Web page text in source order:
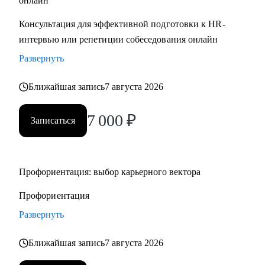
словами
• Оценю опыт, потенциал и обсудим ваш карьерный рост
под тренды 2026 г
ваш опыт
• Настроим воронку поиска для любой сферы
• Трансформируем опыт: из бизнеса в найм в и обратно, из
отрасли в отрасль, после долгого перерыва
опыт с точки зрения работодателя.
• Выход из токсичных рабочих ситуаций и отношений, или
увольнение с сохранением репутации и ресурсов.
отрасли.
• Трудоустройство 45+
Консультация для эффективной подготовки к HR-
интервью или репетиции собеседования онлайн
Развернуть
Ближайшая запись7 августа 2026
Записаться 7 000 ₽
Профориентация: выбор карьерного вектора
Профориентация
Развернуть
Ближайшая запись7 августа 2026